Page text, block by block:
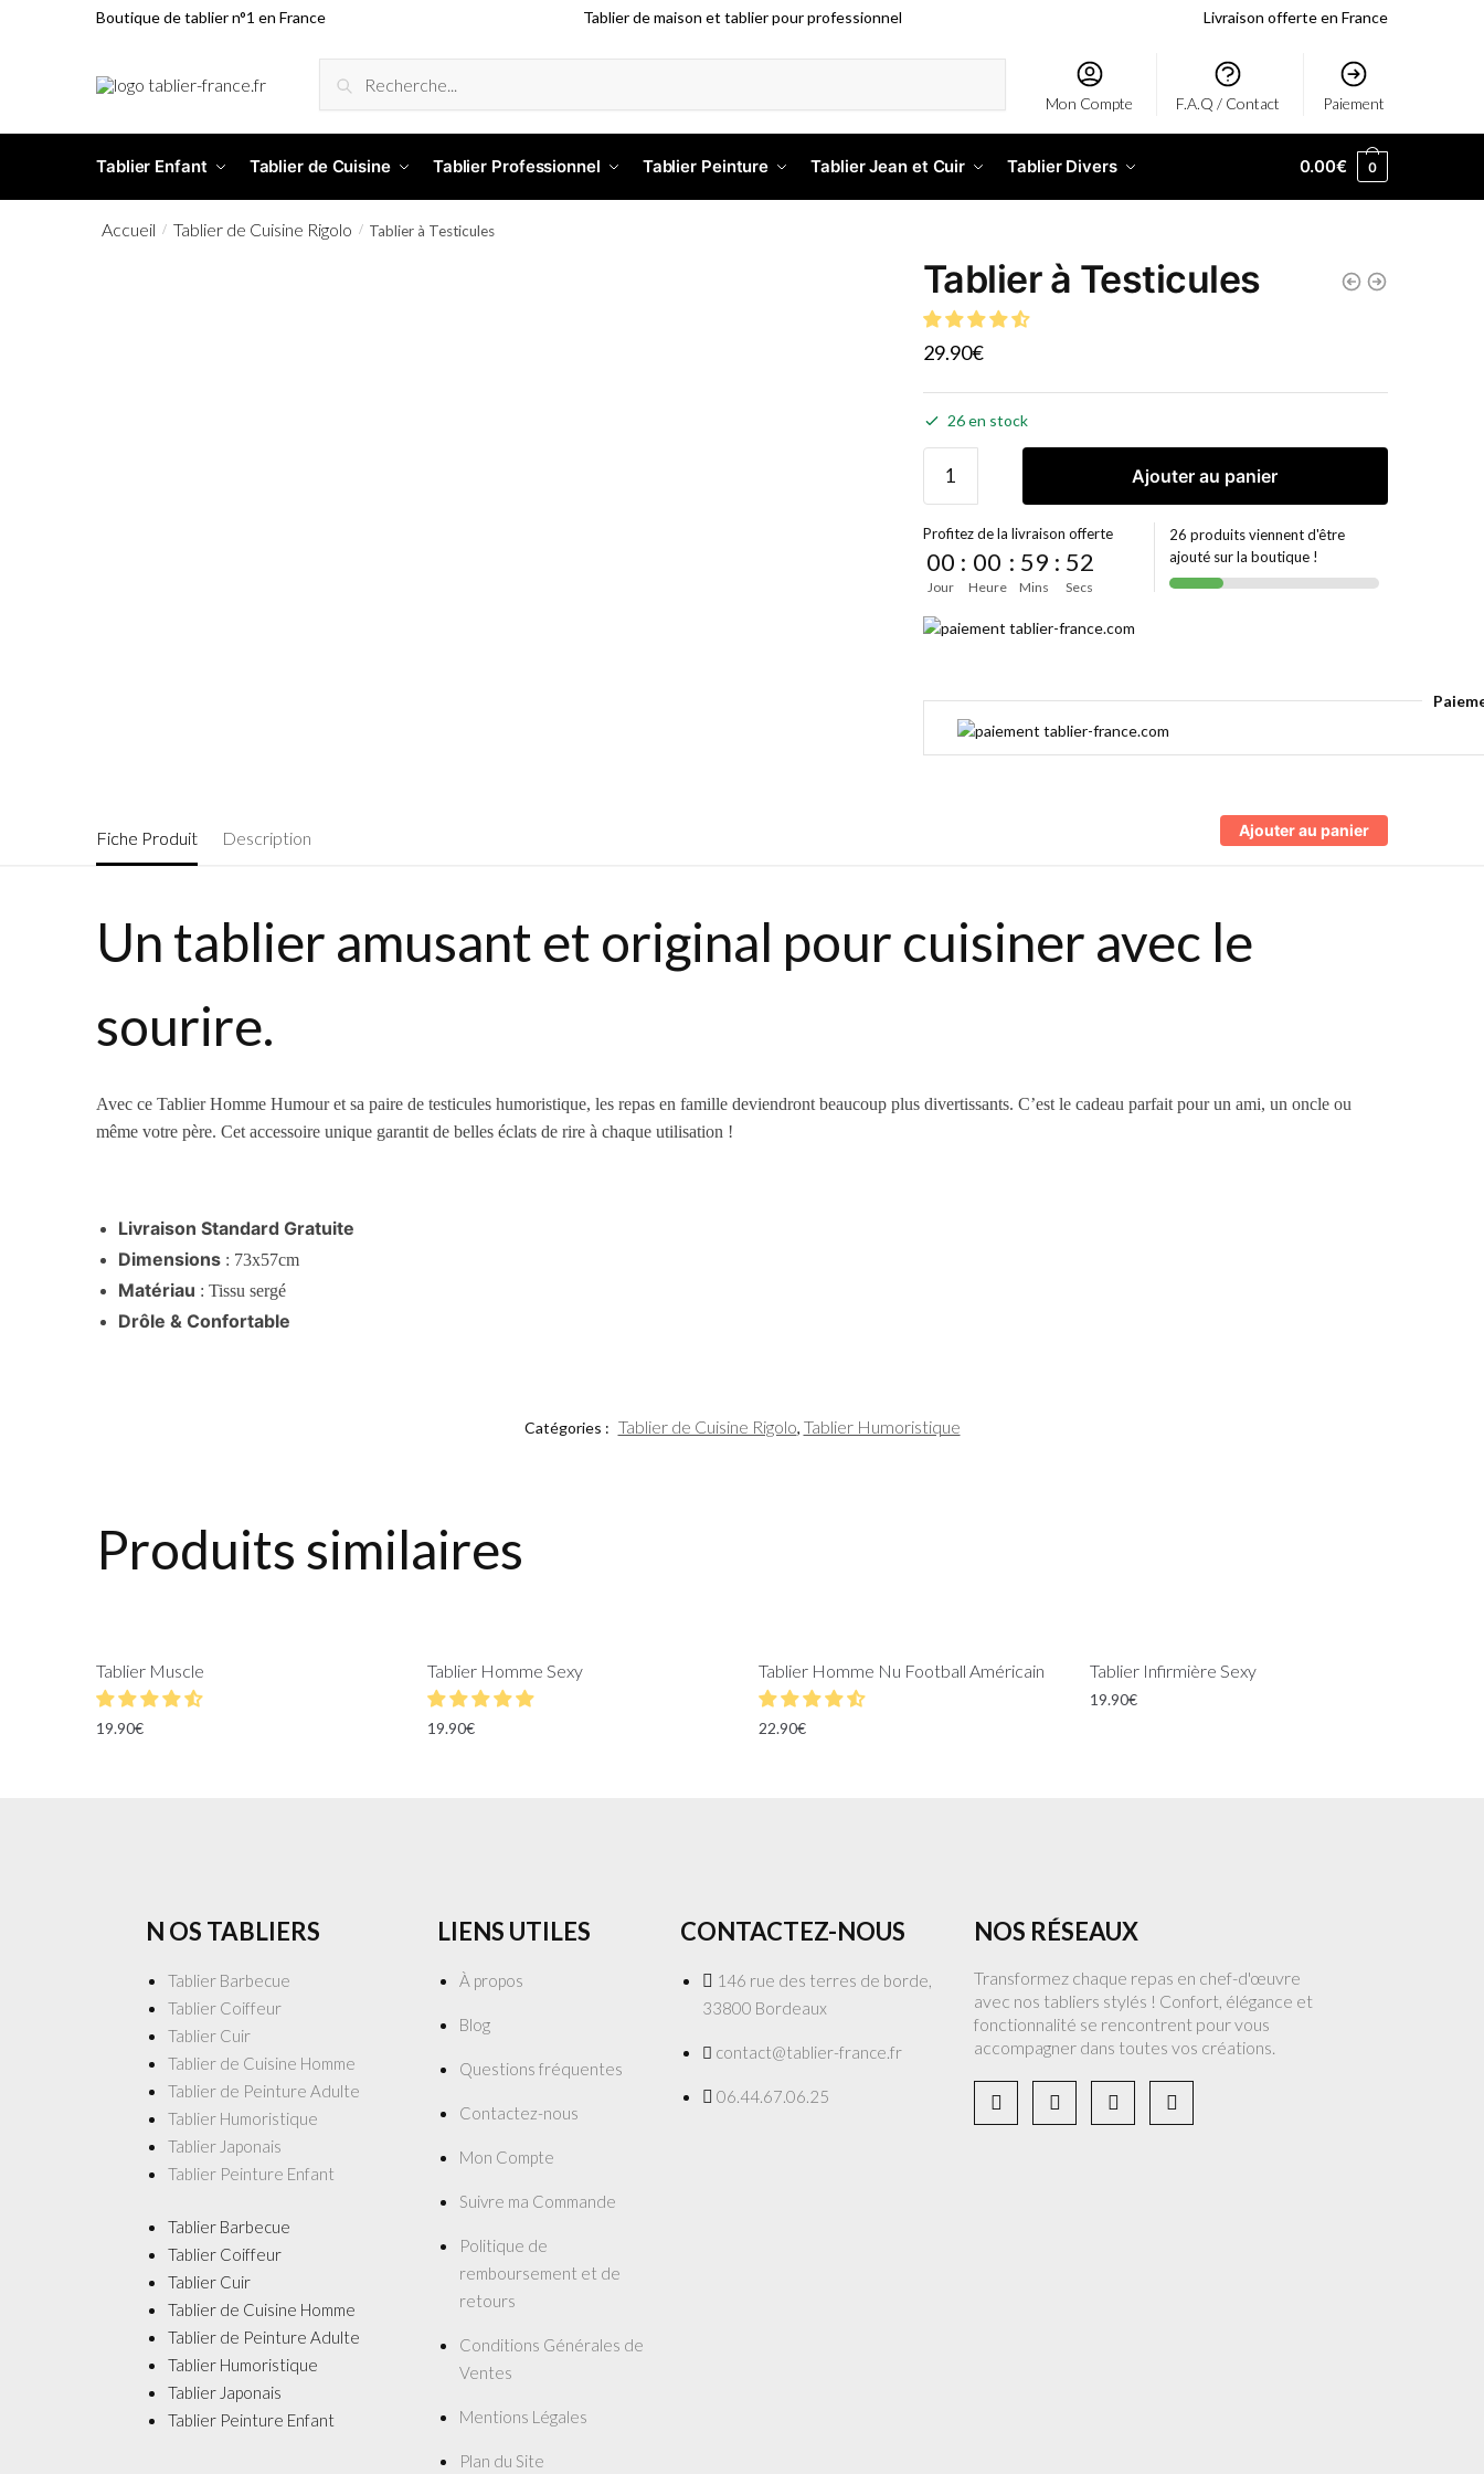
Boutique de tablier n°1 en France Tablier de maison et tablier pour professionnel Livraison offerte en France
RECHERCHE Mon Compte F.A.Q / Contact Paiement
Tablier Enfant Tablier de Cuisine Tablier Professionnel Tablier Peinture Tablier Jean et Cuir Tablier Divers 0.00€ 0
Accueil / Tablier de Cuisine Rigolo / Tablier à Testicules
Tablier à Testicules
29.90€
26 en stock
Ajouter au panier
Profitez de la livraison offerte
00
Jour
: 00
Heure
: 59
Mins
: 52
Secs
26 produits viennent d'être
ajouté sur la boutique !
Fiche Produit Description Ajouter au panier
Un tablier amusant et original pour cuisiner avec le
sourire.
Avec ce Tablier Homme Humour et sa paire de testicules humoristique, les repas en famille deviendront beaucoup plus divertissants. C’est le cadeau parfait pour un ami, un oncle ou
même votre père. Cet accessoire unique garantit de belles éclats de rire à chaque utilisation !
Livraison Standard Gratuite
Dimensions : 73x57cm
Matériau : Tissu sergé
Drôle & Confortable
Catégories : Tablier de Cuisine Rigolo, Tablier Humoristique
Produits similaires
Tablier Muscle
19.90€
Tablier Homme Sexy
19.90€
Tablier Homme Nu Football Américain
22.90€
Tablier Infirmière Sexy
19.90€
N OS TABLIERS
Tablier Barbecue
Tablier Coiffeur
Tablier Cuir
Tablier de Cuisine Homme
Tablier de Peinture Adulte
Tablier Humoristique
Tablier Japonais
Tablier Peinture Enfant
Tablier Barbecue
Tablier Coiffeur
Tablier Cuir
Tablier de Cuisine Homme
Tablier de Peinture Adulte
Tablier Humoristique
Tablier Japonais
Tablier Peinture Enfant
LIENS UTILES
À propos
Blog
Questions fréquentes
Contactez-nous
Mon Compte
Suivre ma Commande
Politique de
remboursement et de
retours
Conditions Générales de
Ventes
Mentions Légales
Plan du Site
CONTACTEZ-NOUS
146 rue des terres de borde,
33800 Bordeaux
contact@tablier-france.fr
06.44.67.06.25
NOS RÉSEAUX
Transformez chaque repas en chef-d'œuvre
avec nos tabliers stylés ! Confort, élégance et
fonctionnalité se rencontrent pour vous
accompagner dans toutes vos créations.